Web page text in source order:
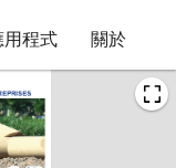
用程式 關於